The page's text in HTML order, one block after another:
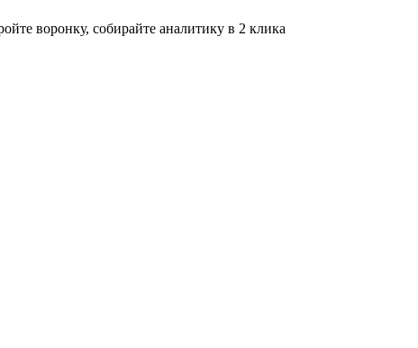
воронку, собирайте аналитику в 2 клика